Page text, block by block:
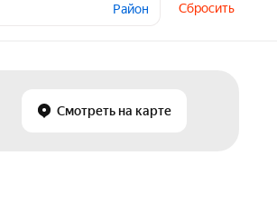
Район Сбросить
Смотреть на карте